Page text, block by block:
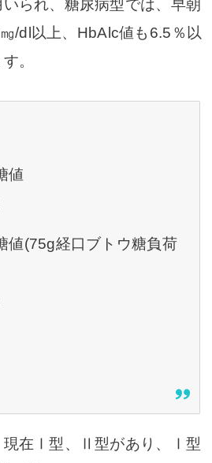
られ、糖尿病型では、早朝
/dl以上、HbAlc値も6.5％以
。
値
(75g経口ブトウ糖負荷
現在Ⅰ型、Ⅱ型があり、Ⅰ型